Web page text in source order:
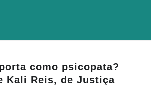
como psicopata?
Kali Reis, de Justiça